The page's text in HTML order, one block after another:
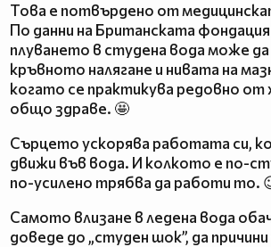
Това е потвърдено от
По данни на Британската
плуването в студена вода може
кръвното налягане и нивата на
когато се практикува редовно от
общо здраве. 🤩
Сърцето ускорява работата си,
движи във вода. И колкото е по-
по-усилено трябва да работи то.
Самото влизане в ледена вода
доведе до „студен шок”, да